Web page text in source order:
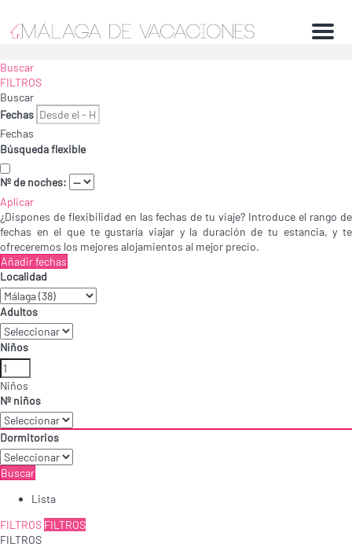
Menu
Buscar
FILTROS
Buscar
Fechas
Fechas
Búsqueda flexible
Nº de noches:
Aplicar
¿Dispones de flexibilidad en las fechas de tu viaje? Introduce el rango de
fechas en el que te gustaría viajar y la duración de tu estancia, y te
ofreceremos los mejores alojamientos al mejor precio.
Añadir fechas
Localidad
Adultos
Niños
Niños
Nº niños
Dormitorios
Buscar
Lista
FILTROS FILTROS
FILTROS